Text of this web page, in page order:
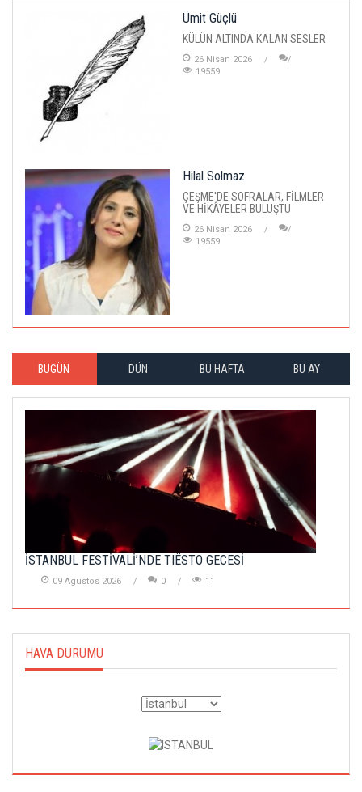
Ümit Güçlü
KÜLÜN ALTINDA KALAN SESLER
26 Nisan 2026
19559
Hilal Solmaz
ÇEŞME'DE SOFRALAR, FİLMLER
VE HİKÂYELER BULUŞTU
26 Nisan 2026
19559
BUGÜN DÜN BU HAFTA BU AY
İSTANBUL FESTİVALİ’NDE TIËSTO GECESİ
09 Agustos 2026 0 11
HAVA DURUMU